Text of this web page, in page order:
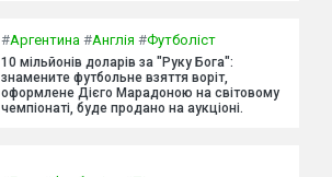
#Аргентина #Англія #Футболіст
10 мільйонів доларів за "Руку Бога":
знамените футбольне взяття воріт,
оформлене Дієго Марадоною на світовому
чемпіонаті, буде продано на аукціоні.